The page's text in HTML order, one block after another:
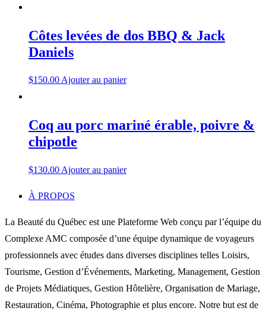
Côtes levées de dos BBQ & Jack
Daniels
$150.00Ajouter au panier
Coq au porc mariné érable, poivre &
chipotle
$130.00 Ajouter au panier
À PROPOS
La Beauté du Québec est une Plateforme Web conçu par l’équipe du
Complexe AMC composée d’une équipe dynamique de voyageurs
professionnels avec études dans diverses disciplines telles Loisirs,
Tourisme, Gestion d’Événements, Marketing, Management, Gestion
de Projets Médiatiques, Gestion Hôtelière, Organisation de Mariage,
Restauration, Cinéma, Photographie et plus encore. Notre but est de